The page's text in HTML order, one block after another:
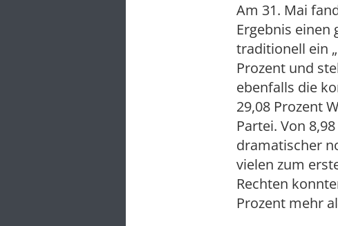
Am 31. Mai
Ergebnis
traditionell ein
Prozent und
ebenfalls die
29,08 Prozent
Partei. Von
dramatischer
vielen zum
Rechten
Prozent mehr